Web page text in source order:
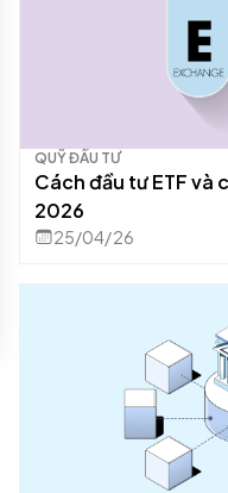
QUỸ ĐẦU TƯ
Cách đầu tư ETF và
2026
25/04/26